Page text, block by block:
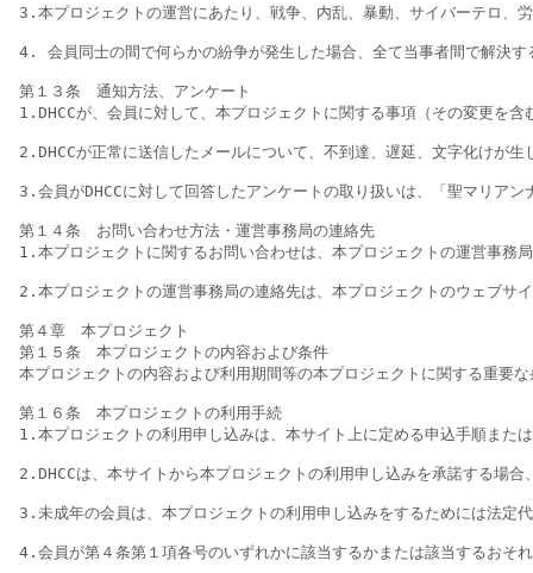
3.本プロジェクトの運営にあたり、戦争、内乱、暴動、サイバーテロ、
4. 会員同士の間で何らかの紛争が発生した場合、全て当事者間で解決す
第１３条　通知方法、アンケート
1.DHCCが、会員に対して、本プロジェクトに関する事項（その変更を
2.DHCCが正常に送信したメールについて、不到達、遅延、文字化けが
3.会員がDHCCに対して回答したアンケートの取り扱いは、「聖
第１４条　お問い合わせ方法・運営事務局の連絡先
1.本プロジェクトに関するお問い合わせは、本プロジェクトの運営事務
2.本プロジェクトの運営事務局の連絡先は、本プロジェクトのウェブサ
第４章　本プロジェクト
第１５条　本プロジェクトの内容および条件
本プロジェクトの内容および利用期間等の本プロジェクトに関する重要
第１６条　本プロジェクトの利用手続
1.本プロジェクトの利用申し込みは、本サイト上に定める申込手順また
2.DHCCは、本サイトから本プロジェクトの利用申し込みを承諾する場
3.未成年の会員は、本プロジェクトの利用申し込みをするためには法定
4.会員が第４条第１項各号のいずれかに該当するかまたは該当するおそ